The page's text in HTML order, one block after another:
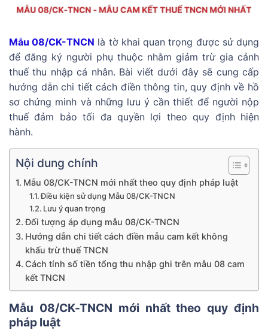
Mẫu 08/CK-TNCN là tờ khai quan trọng được sử dụng
để đăng ký người phụ thuộc nhằm giảm trừ gia cảnh
thuế thu nhập cá nhân. Bài viết dưới đây sẽ cung cấp
hướng dẫn chi tiết cách điền thông tin, quy định về hồ
sơ chứng minh và những lưu ý cần thiết để người nộp
thuế đảm bảo tối đa quyền lợi theo quy định hiện
hành.
Nội dung chính
Mẫu 08/CK-TNCN mới nhất theo quy định pháp luật
Điều kiện sử dụng Mẫu 08/CK-TNCN
Lưu ý quan trọng
Đối tượng áp dụng mẫu 08/CK-TNCN
Hướng dẫn chi tiết cách điền mẫu cam kết không
khấu trừ thuế TNCN
Cách tính số tiền tổng thu nhập ghi trên mẫu 08 cam
kết TNCN
Mẫu 08/CK-TNCN mới nhất theo quy định
pháp luật